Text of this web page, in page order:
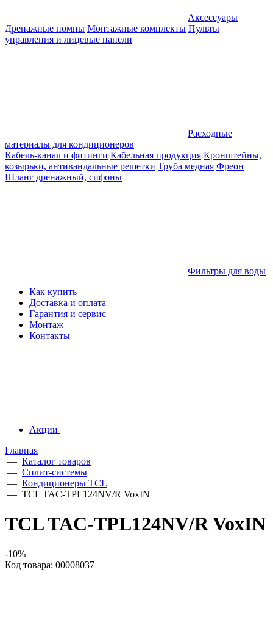
Аксессуары
Дренажные помпы Монтажные комплекты Пульты
управления и лицевые панели
Расходные
материалы для кондиционеров
Кабель-канал и фитинги Кабельная продукция Кронштейны,
козырьки, антивандальные решетки Труба медная Фреон
Шланг дренажный, сифоны
Фильтры для воды
Как купить
Доставка и оплата
Гарантия и сервис
Монтаж
Контакты
Акции
Главная
— Каталог товаров
— Сплит-системы
— Кондиционеры TCL
— TCL TAC-TPL124NV/R VoxIN
TCL TAC-TPL124NV/R VoxIN
-10%
Код товара: 00008037